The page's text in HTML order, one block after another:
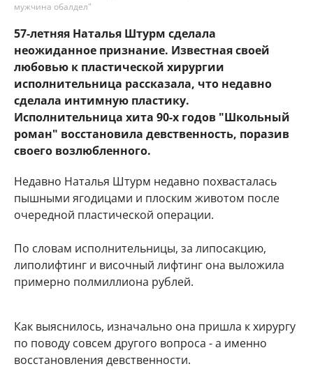
мужчина обалдел"
57-летняя Наталья Штурм сделала
неожиданное признание. Известная своей
любовью к пластической хирургии
исполнительница рассказала, что недавно
сделала интимную пластику.
Исполнительница хита 90-х годов "Школьный
роман" восстановила девственность, поразив
своего возлюбленного.
Недавно Наталья Штурм недавно похвасталась
пышными ягодицами и плоским животом после
очередной пластической операции.
По словам исполнительницы, за липосакцию,
липолифтинг и височный лифтинг она выложила
примерно полмиллиона рублей.
Как выяснилось, изначально она пришла к хирургу
по поводу совсем другого вопроса - а именно
восстановления девственности.